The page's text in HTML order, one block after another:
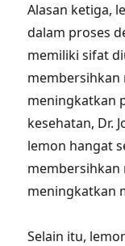
Alasan ketiga,
dalam proses
memiliki sifat
membersihkan
meningkatkan
kesehatan, Dr.
lemon hangat
membersihkan
meningkatkan
Selain itu,